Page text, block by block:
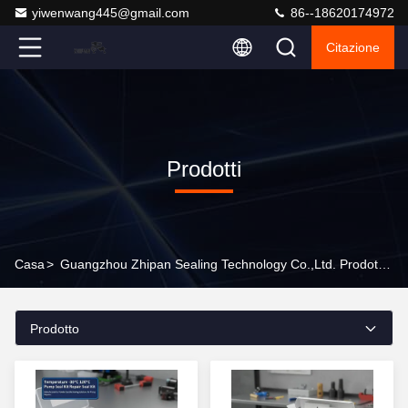
yiwenwang445@gmail.com 86--18620174972
Citazione
Prodotti
Casa>
Prodotto